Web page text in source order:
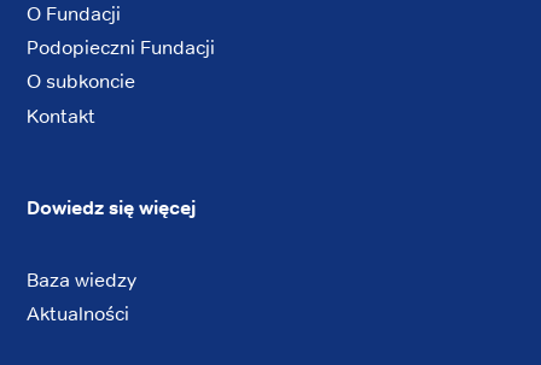
O Fundacji
Podopieczni Fundacji
O subkoncie
Kontakt
Dowiedz się więcej
Baza wiedzy
Aktualności